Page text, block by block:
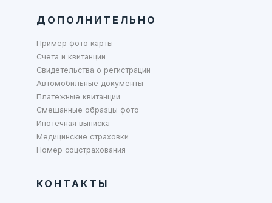
ДОПОЛНИТЕЛЬНО
Пример фото карты
Счета и квитанции
Свидетельства о регистрации
Автомобильные документы
Платёжные квитанции
Смешанные образцы фото
Ипотечная выписка
Медицинские страховки
Номер соцстрахования
КОНТАКТЫ